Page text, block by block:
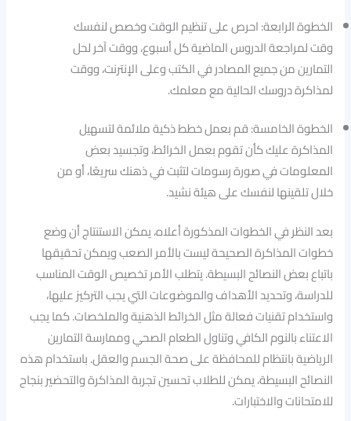
الخطوة الرابعة: احرص على تنظيم الوقت وخصص لنفسك
وقت لمراجعة الدروس الماضية كل أسبوع، ووقت آخر لحل
التمارين من جميع المصادر في الكتب وعلى الإنترنت، ووقت
لمذاكرة دروسك الحالية مع معلمك.
الخطوة الخامسة: قم بعمل خطط ذكية ملائمة لتسهيل
المذاكرة عليك كأن تقوم بعمل الخرائط، وتجسيد بعض
المعلومات في صورة رسومات لتثبت في ذهنك سريعًا، أو من
خلال تلقينها لنفسك على هيئة نشيد.
بعد النظر في الخطوات المذكورة أعلاه، يمكن الاستنتاج أن وضع
خطوات المذاكرة الصحيحة ليست بالأمر الصعب ويمكن تحقيقها
باتباع بعض النصائح البسيطة. يتطلب الأمر تخصيص الوقت المناسب
للدراسة، وتحديد الأهداف والموضوعات التي يجب التركيز عليها،
واستخدام تقنيات فعالة مثل الخرائط الذهنية والملخصات. كما يجب
الاعتناء بالنوم الكافي وتناول الطعام الصحي وممارسة التمارين
الرياضية بانتظام للمحافظة على صحة الجسم والعقل. باستخدام هذه
النصائح البسيطة، يمكن للطلاب تحسين تجربة المذاكرة والتحضير بنجاح
للامتحانات والاختبارات.